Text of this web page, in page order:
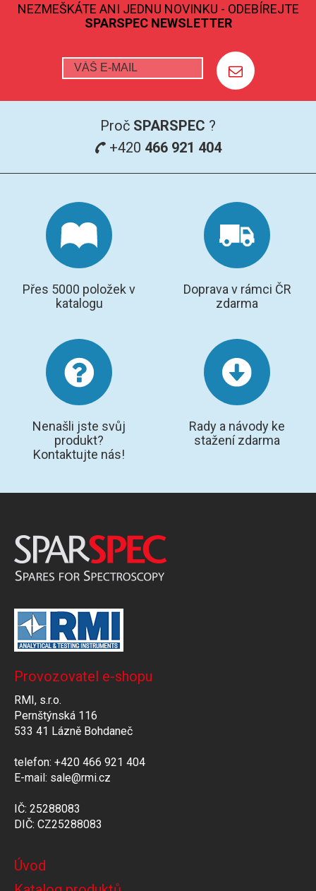
NEZMEŠKÁTE ANI JEDNU NOVINKU - ODEBÍREJTE
SPARSPEC NEWSLETTER
Proč SPARSPEC ?
+420 466 921 404
Přes 5000 položek v
katalogu
Doprava v rámci ČR
zdarma
Nenašli jste svůj
produkt?
Kontaktujte nás!
Rady a návody ke
stažení zdarma
Provozovatel e-shopu
RMI, s.r.o.
Pernštýnská 116
533 41 Lázně Bohdaneč
telefon: +420 466 921 404
E-mail: sale@rmi.cz
IČ: 25288083
DIČ: CZ25288083
Úvod